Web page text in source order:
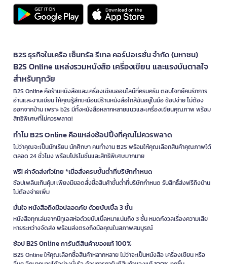
B2S ธุรกิจในเครือ เซ็นทรัล รีเทล คอร์ปอเรชั่น จำกัด (มหาชน)
B2S Online แหล่งรวมหนังสือ เครื่องเขียน และแรงบันดาลใจ
สำหรับทุกวัย
B2S Online คือร้านหนังสือและเครื่องเขียนออนไลน์ที่ครบครัน ตอบโจทย์คนรักการ
อ่านและงานเขียน ให้คุณรู้สึกเหมือนมีร้านหนังสือใกล้ฉันอยู่ในมือ ช้อปง่าย ไม่ต้อง
ออกจากบ้าน เพราะ b2s มีทั้งหนังสือหลากหลายแนวและเครื่องเขียนคุณภาพ พร้อม
สิทธิพิเศษที่ไม่ควรพลาด!
ทำไม B2S Online คือแหล่งช้อปปิ้งที่คุณไม่ควรพลาด
ไม่ว่าคุณจะเป็นนักเรียน นักศึกษา คนทำงาน B2S พร้อมให้คุณเลือกสินค้าคุณภาพได้
ตลอด 24 ชั่วโมง พร้อมโปรโมชั่นและสิทธิพิเศษมากมาย
ฟรี! ค่าจัดส่งทั่วไทย *เมื่อสั่งครบขั้นต่ำที่บริษัทกำหนด
ช้อปเพลินเกินคุ้ม! เพียงมียอดสั่งซื้อสินค้าขั้นต่ำที่บริษัทกำหนด รับสิทธิ์ส่งฟรีถึงบ้าน
ไม่ต้องจ่ายเพิ่ม
มั่นใจ หนังสือถึงมือปลอดภัย ด้วยบับเบิ้ล 3 ชั้น
หนังสือทุกเล่มจากบีทูเอสห่อด้วยบับเบิ้ลหนาแน่นถึง 3 ชั้น หมดกังวลเรื่องความเสีย
หายระหว่างจัดส่ง พร้อมส่งตรงถึงมือคุณในสภาพสมบูรณ์
ช้อป B2S Online การันตีสินค้าของแท้ 100%
B2S Online ให้คุณเลือกซื้อสินค้าหลากหลาย ไม่ว่าจะเป็นหนังสือ เครื่องเขียน หรือ